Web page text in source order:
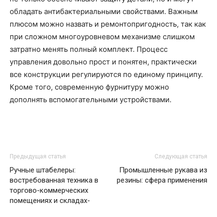
обладать антибактериальными свойствами. Важным
плюсом можно назвать и ремонтопригодность, так как
при сложном многоуровневом механизме слишком
затратно менять полный комплект. Процесс
управления довольно прост и понятен, практически
все конструкции регулируются по единому принципу.
Кроме того, современную фурнитуру можно
дополнять вспомогательными устройствами.
Предыдущая статья
Ручные штабелеры:
востребованная техника в
торгово-коммерческих
помещениях и складах-
Следующая статья
Промышленные рукава из
резины: сфера применения